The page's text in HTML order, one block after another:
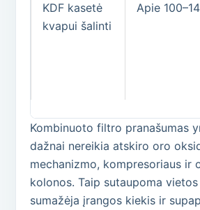
KDF kasetė
kvapui šalinti
Apie
Kombinuoto filtro pranašumas
dažnai nereikia atskiro oro
mechanizmo, kompresoriaus ir
kolonos. Taip sutaupoma
sumažėja įrangos kiekis ir